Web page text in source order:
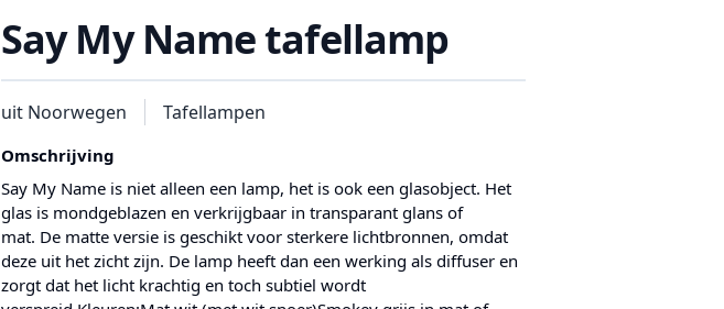
Say My Name tafellamp
uit Noorwegen Tafellampen
Omschrijving
Say My Name is niet alleen een lamp, het is ook een glasobject. Het
glas is mondgeblazen en verkrijgbaar in transparant glans of
mat. De matte versie is geschikt voor sterkere lichtbronnen, omdat
deze uit het zicht zijn. De lamp heeft dan een werking als diffuser en
zorgt dat het licht krachtig en toch subtiel wordt